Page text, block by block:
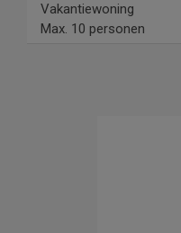
Vakantiewoning
Max. 10 personen